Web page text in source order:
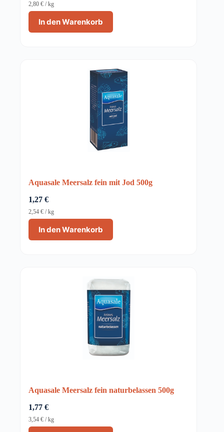
In den Warenkorb
2,80 € /kg
Aquasale Meersalz fein mit Jod 500g
1,27 €
In den Warenkorb
2,54 € /kg
Aquasale Meersalz fein naturbelassen 500g
1,77 €
3,54 € /kg